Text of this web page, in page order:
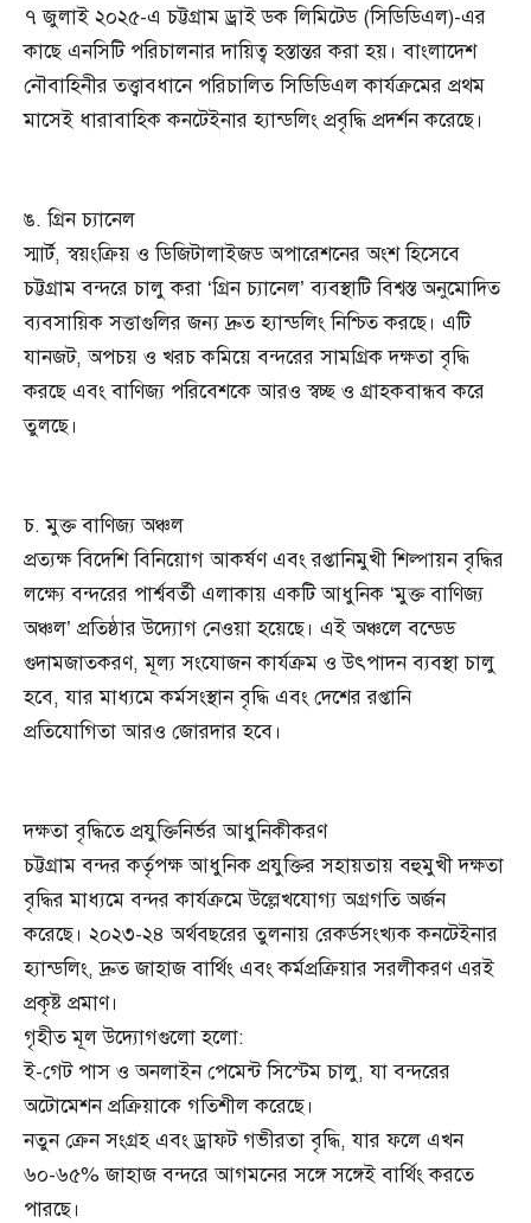
৭ জুলাই ২০২৫-এ চট্টগ্রাম ড্রাই ডক লিমিটেড (সিডিডিএল)-এর
কাছে এনসিটি পরিচালনার দায়িত্ব হস্তান্তর করা হয়। বাংলাদেশ
নৌবাহিনীর তত্ত্বাবধানে পরিচালিত সিডিডিএল কার্যক্রমের প্রথম
মাসেই ধারাবাহিক কনটেইনার হ্যান্ডলিং প্রবৃদ্ধি প্রদর্শন করেছে।
ঙ. গ্রিন চ্যানেল
স্মার্ট, স্বয়ংক্রিয় ও ডিজিটালাইজড অপারেশনের অংশ হিসেবে
চট্টগ্রাম বন্দরে চালু করা ‘গ্রিন চ্যানেল’ ব্যবস্থাটি বিশ্বস্ত অনুমোদিত
ব্যবসায়িক সত্তাগুলির জন্য দ্রুত হ্যান্ডলিং নিশ্চিত করছে। এটি
যানজট, অপচয় ও খরচ কমিয়ে বন্দরের সামগ্রিক দক্ষতা বৃদ্ধি
করছে এবং বাণিজ্য পরিবেশকে আরও স্বচ্ছ ও গ্রাহকবান্ধব করে
তুলছে।
চ. মুক্ত বাণিজ্য অঞ্চল
প্রত্যক্ষ বিদেশি বিনিয়োগ আকর্ষণ এবং রপ্তানিমুখী শিল্পায়ন বৃদ্ধির
লক্ষ্যে বন্দরের পার্শ্ববর্তী এলাকায় একটি আধুনিক ‘মুক্ত বাণিজ্য
অঞ্চল’ প্রতিষ্ঠার উদ্যোগ নেওয়া হয়েছে। এই অঞ্চলে বন্ডেড
গুদামজাতকরণ, মূল্য সংযোজন কার্যক্রম ও উৎপাদন ব্যবস্থা চালু
হবে, যার মাধ্যমে কর্মসংস্থান বৃদ্ধি এবং দেশের রপ্তানি
প্রতিযোগিতা আরও জোরদার হবে।
দক্ষতা বৃদ্ধিতে প্রযুক্তিনির্ভর আধুনিকীকরণ
চট্টগ্রাম বন্দর কর্তৃপক্ষ আধুনিক প্রযুক্তির সহায়তায় বহুমুখী দক্ষতা
বৃদ্ধির মাধ্যমে বন্দর কার্যক্রমে উল্লেখযোগ্য অগ্রগতি অর্জন
করেছে। ২০২৩-২৪ অর্থবছরের তুলনায় রেকর্ডসংখ্যক কনটেইনার
হ্যান্ডলিং, দ্রুত জাহাজ বার্থিং এবং কর্মপ্রক্রিয়ার সরলীকরণ এরই
প্রকৃষ্ট প্রমাণ।
গৃহীত মূল উদ্যোগগুলো হলো:
ই-গেট পাস ও অনলাইন পেমেন্ট সিস্টেম চালু, যা বন্দরের
অটোমেশন প্রক্রিয়াকে গতিশীল করেছে।
নতুন ক্রেন সংগ্রহ এবং ড্রাফট গভীরতা বৃদ্ধি, যার ফলে এখন
৬০-৬৫% জাহাজ বন্দরে আগমনের সঙ্গে সঙ্গেই বার্থিং করতে
পারছে।